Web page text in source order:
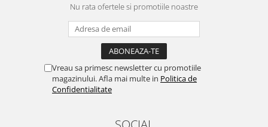
Nu rata ofertele si promotiile noastre
Vreau sa primesc newsletter cu promotiile
magazinului. Afla mai multe in Politica de
Confidentialitate